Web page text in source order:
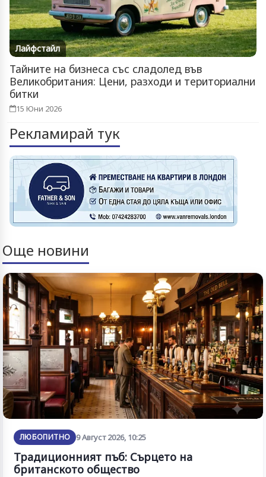
Лайфстайл
Тайните на бизнеса със сладолед във
Великобритания: Цени, разходи и териториални
битки
15 Юни 2026
Рекламирай тук
Още новини
ЛЮБОПИТНО 9 Август 2026, 10:25
Традиционният пъб: Сърцето на
британското общество